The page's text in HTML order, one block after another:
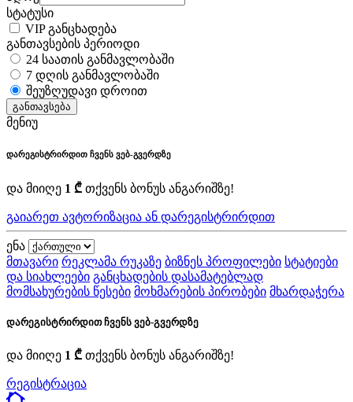
სტატუსი
VIP განცხადება
განთავსების პერიოდი
24 საათის განმავლობაში
7 დღის განმავლობაში
შეუზღუდავი დროით
განთავსება
მენიუ
დარეგისტრირდით ჩვენს ვებ-გვერდზე
და მიიღე 1 ₾ თქვენს ბონუს ანგარიშზე!
გაიარეთ ავტორიზაცია ან დარეგისტრირდით
ენა
მთავარი რეკლამა რუკაზე ბიზნეს პროფილები სტატიები
და სიახლეები განცხადების დასამატებლად
მომსახურების წესები მოხმარების პირობები მხარდაჭერა
დარეგისტრირდით ჩვენს ვებ-გვერდზე
და მიიღე 1 ₾ თქვენს ბონუს ანგარიშზე!
რეგისტრაცია